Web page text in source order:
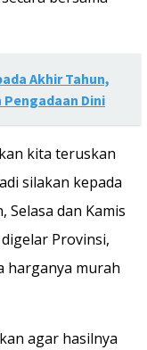
Akhir Tahun,
Dini
kita teruskan
silakan kepada
dan Kamis
Provinsi,
harganya murah
agar hasilnya